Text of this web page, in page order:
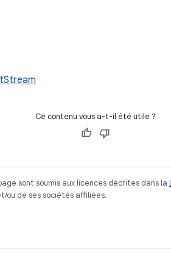
Ce contenu vous a-t-il été utile ?
sont soumis aux licences décrites dans la
ou de ses sociétés affiliées.